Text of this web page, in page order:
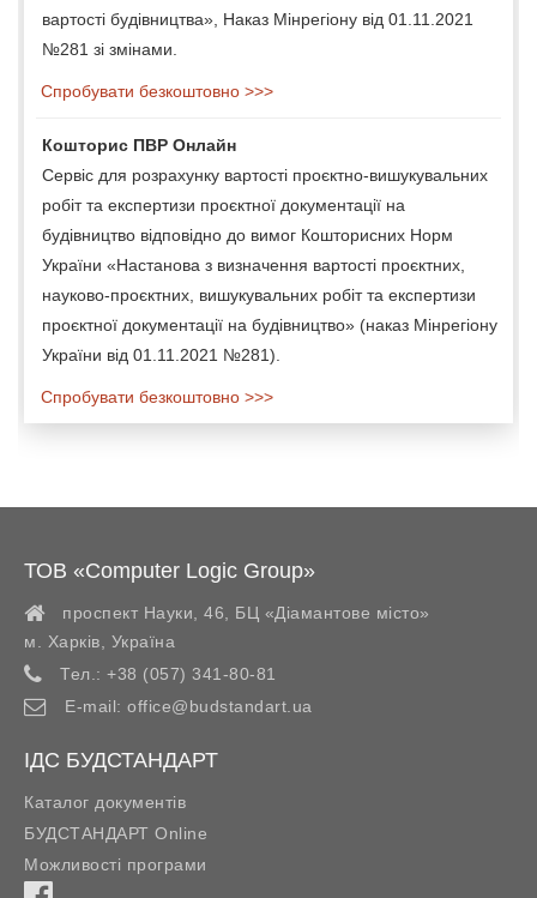
вартості будівництва», Наказ Мінрегіону від 01.11.2021
№281 зі змінами.
Спробувати безкоштовно >>>
Кошторис ПВР Онлайн
Сервіс для розрахунку вартості проєктно-вишукувальних
робіт та експертизи проєктної документації на
будівництво відповідно до вимог Кошторисних Норм
України «Настанова з визначення вартості проєктних,
науково-проєктних, вишукувальних робіт та експертизи
проєктної документації на будівництво» (наказ Мінрегіону
України від 01.11.2021 №281).
Спробувати безкоштовно >>>
ТОВ «Computer Logic Group»
проспект Науки, 46, БЦ «Діамантове місто»
м. Харків
Україна
Тел.: +38 (057) 341-80-81
E-mail: office@budstandart.ua
ІДС БУДСТАНДАРТ
Каталог документів
БУДСТАНДАРТ Online
Можливості програми